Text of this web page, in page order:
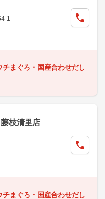
1
チまぐろ・国産合わせだし
枝清里店
チまぐろ・国産合わせだし